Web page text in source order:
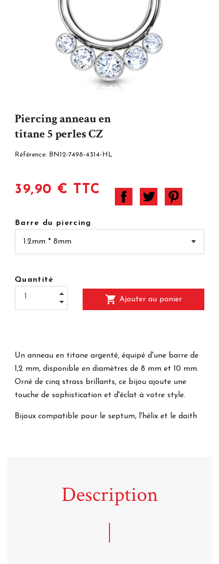
Piercing anneau en
titane 5 perles CZ
Référence: BN12-7498-4314-HL
39,90 € TTC
Barre du piercing
Quantité
shopping_cart Ajouter au panier
Un anneau en titane argenté, équipé d'une barre de
1,2 mm, disponible en diamètres de 8 mm et 10 mm.
Orné de cinq strass brillants, ce bijou ajoute une
touche de sophistication et d'éclat à votre style.
Bijoux compatible pour le septum, l'hélix et le daith
Description